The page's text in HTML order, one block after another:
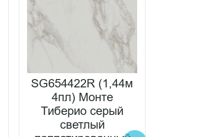
SG654422R (1,44м
4пл) Монте
Тиберио серый
светлый